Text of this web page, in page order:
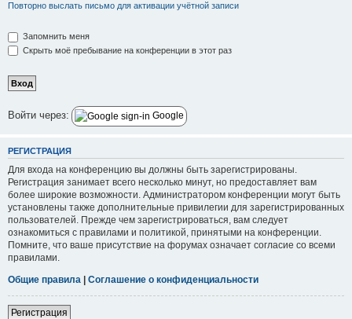
Повторно выслать письмо для активации учётной записи
Запомнить меня
Скрыть моё пребывание на конференции в этот раз
Войти через: Google
РЕГИСТРАЦИЯ
Для входа на конференцию вы должны быть зарегистрированы.
Регистрация занимает всего несколько минут, но предоставляет вам
более широкие возможности. Администратором конференции могут быть
установлены также дополнительные привилегии для зарегистрированных
пользователей. Прежде чем зарегистрироваться, вам следует
ознакомиться с правилами и политикой, принятыми на конференции.
Помните, что ваше присутствие на форумах означает согласие со всеми
правилами.
Общие правила | Соглашение о конфиденциальности
Регистрация